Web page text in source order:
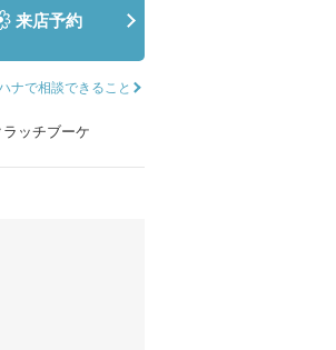
ョップ一覧
来店予約
ナで相談できること
ッチブーケ